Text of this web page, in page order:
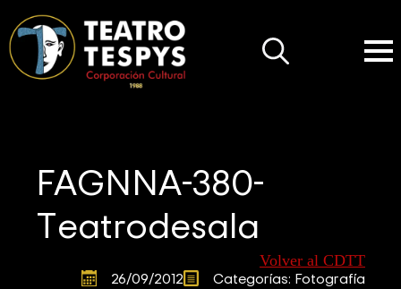
FAGNNA-380-
Teatrodesala
Volver al CDTT
26/09/2012 Categorías: Fotografía